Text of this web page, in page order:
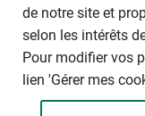
de notre site et
selon les intérêts
Pour modifier vos
lien 'Gérer mes